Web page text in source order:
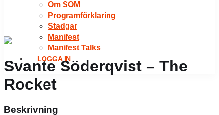
Om SOM
Programförklaring
Stadgar
Manifest
Manifest Talks
LOGGA IN
Svante Söderqvist – The
Rocket
Beskrivning